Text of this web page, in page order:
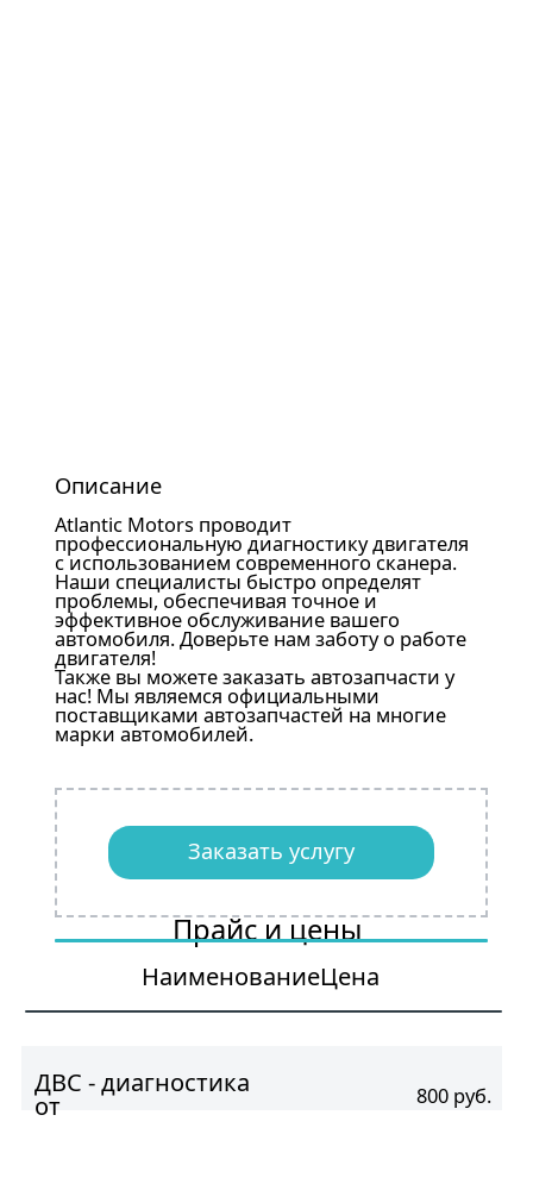
Описание
Atlantic Motors проводит
профессиональную диагностику двигателя
с использованием современного сканера.
Наши специалисты быстро определят
проблемы, обеспечивая точное и
эффективное обслуживание вашего
автомобиля. Доверьте нам заботу о работе
двигателя!
Также вы можете заказать автозапчасти у
нас! Мы являемся официальными
поставщиками автозапчастей на многие
марки автомобилей.
Заказать услугу
Прайс и цены
НаименованиеЦена
ДВС - диагностика
от 800 руб.